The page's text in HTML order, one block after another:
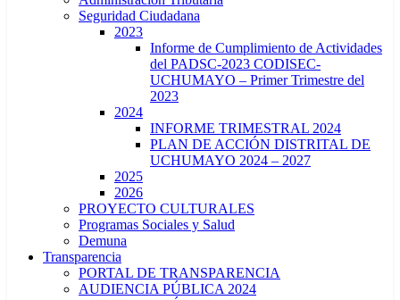
Seguridad Ciudadana
2023
Informe de Cumplimiento de Actividades
del PADSC-2023 CODISEC-
UCHUMAYO – Primer Trimestre del
2023
2024
INFORME TRIMESTRAL 2024
PLAN DE ACCIÓN DISTRITAL DE
UCHUMAYO 2024 – 2027
2025
2026
PROYECTO CULTURALES
Programas Sociales y Salud
Demuna
Transparencia
PORTAL DE TRANSPARENCIA
AUDIENCIA PÚBLICA 2024